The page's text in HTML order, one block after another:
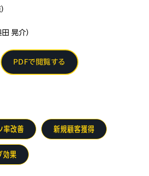
）
晃介）
PDFで閲覧する
率改善 新規顧客獲得
効果